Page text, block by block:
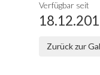
Verfügbar seit
Zurück zur